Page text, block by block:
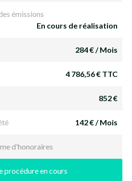
émissions
En cours de réalisation
284 € / Mois
4 786,56 € TTC
852 €
142 € / Mois
d'honoraires
procédure en cours